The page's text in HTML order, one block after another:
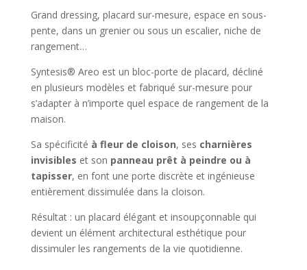
Grand dressing, placard sur-mesure, espace en sous-
pente, dans un grenier ou sous un escalier, niche de
rangement…
Syntesis® Areo est un bloc-porte de placard, décliné
en plusieurs modèles et fabriqué sur-mesure pour
s’adapter à n’importe quel espace de rangement de la
maison.
Sa spécificité à fleur de cloison, ses charnières
invisibles et son panneau prêt à peindre ou à
tapisser, en font une porte discrète et ingénieuse
entièrement dissimulée dans la cloison.
Résultat : un placard élégant et insoupçonnable qui
devient un élément architectural esthétique pour
dissimuler les rangements de la vie quotidienne.